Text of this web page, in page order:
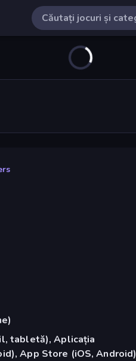
tabletă), Aplicația
App Store (iOS, Android)